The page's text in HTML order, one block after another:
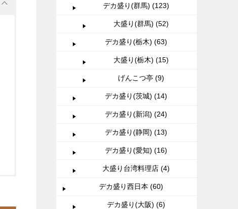
デカ盛り(群馬) (123)
大盛り(群馬) (52)
デカ盛り(栃木) (63)
大盛り(栃木) (15)
げんこつ亭 (9)
デカ盛り(茨城) (14)
デカ盛り(新潟) (24)
デカ盛り(静岡) (13)
デカ盛り(愛知) (16)
大盛り台湾料理店 (4)
デカ盛り西日本 (60)
デカ盛り(大阪) (6)